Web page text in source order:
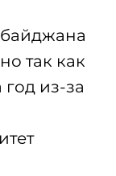
так как
из-за